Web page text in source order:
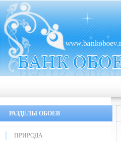
РАЗДЕЛЫ ОБОЕВ
ПРИРОДА